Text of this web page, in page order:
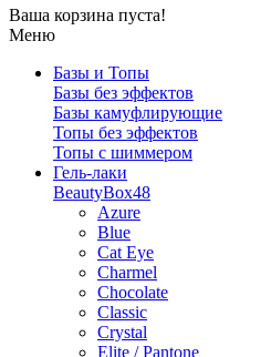
Ваша корзина пуста!
Меню
Базы и Топы
Базы без эффектов
Базы камуфлирующие
Топы без эффектов
Топы с шиммером
Гель-лаки
BeautyBox48
Azure
Blue
Cat Eye
Charmel
Chocolate
Classic
Crystal
Elite / Pantone